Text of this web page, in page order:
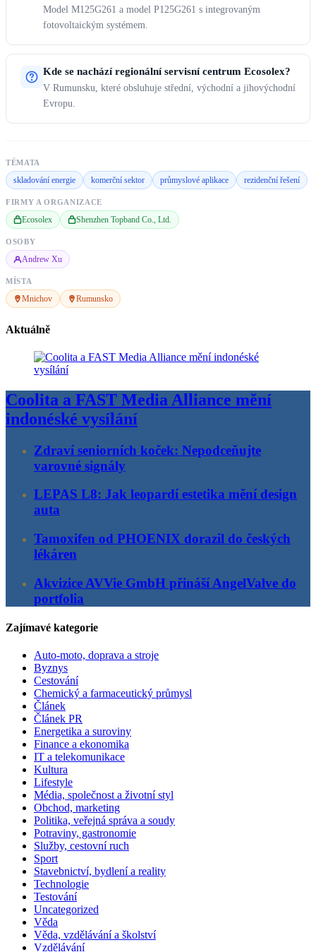
Model M125G261 a model P125G261 s integrovaným
fotovoltaickým systémem.
Kde se nachází regionální servisní centrum Ecosolex?
V Rumunsku, které obsluhuje střední, východní a jihovýchodní
Evropu.
TÉMATA
skladování energie komerční sektor průmyslové aplikace rezidenční řešení
FIRMY A ORGANIZACE
Ecosolex Shenzhen Topband Co., Ltd.
OSOBY
Andrew Xu
MÍSTA
Mnichov Rumunsko
Aktuálně
Coolita a FAST Media Alliance mění
indonéské vysílání
Zdraví seniorních koček: Nepodceňujte
varovné signály
LEPAS L8: Jak leopardí estetika mění design
auta
Tamoxifen od PHOENIX dorazil do českých
lékáren
Akvizice AVVie GmbH přináší AngelValve do
portfolia
Zajímavé kategorie
Auto-moto, doprava a stroje
Byznys
Cestování
Chemický a farmaceutický průmysl
Článek
Článek PR
Energetika a suroviny
Finance a ekonomika
IT a telekomunikace
Kultura
Lifestyle
Média, společnost a životní styl
Obchod, marketing
Politika, veřejná správa a soudy
Potraviny, gastronomie
Služby, cestovní ruch
Sport
Stavebnictví, bydlení a reality
Technologie
Testování
Uncategorized
Věda
Věda, vzdělávání a školství
Vzdělávání